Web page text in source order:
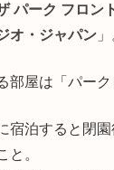
パーク フロン
オ・ジャパン 」
部屋は「パーク
宿泊すると閉
と。